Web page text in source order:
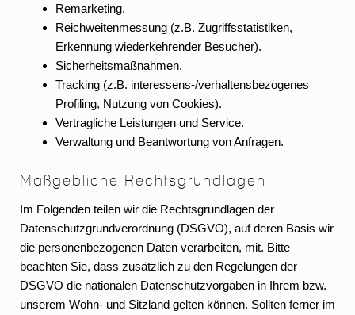
Remarketing.
Reichweitenmessung (z.B. Zugriffsstatistiken,
Erkennung wiederkehrender Besucher).
Sicherheitsmaßnahmen.
Tracking (z.B. interessens-/verhaltensbezogenes
Profiling, Nutzung von Cookies).
Vertragliche Leistungen und Service.
Verwaltung und Beantwortung von Anfragen.
Maßgebliche Rechtsgrundlagen
Im Folgenden teilen wir die Rechtsgrundlagen der
Datenschutzgrundverordnung (DSGVO), auf deren Basis wir
die personenbezogenen Daten verarbeiten, mit. Bitte
beachten Sie, dass zusätzlich zu den Regelungen der
DSGVO die nationalen Datenschutzvorgaben in Ihrem bzw.
unserem Wohn- und Sitzland gelten können. Sollten ferner im